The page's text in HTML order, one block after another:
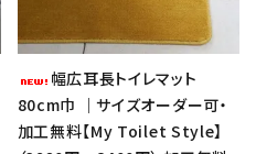
幅広耳長トイレマット
80cm巾 ｜サイズオーダー可・
加工無料【My Toilet Style】